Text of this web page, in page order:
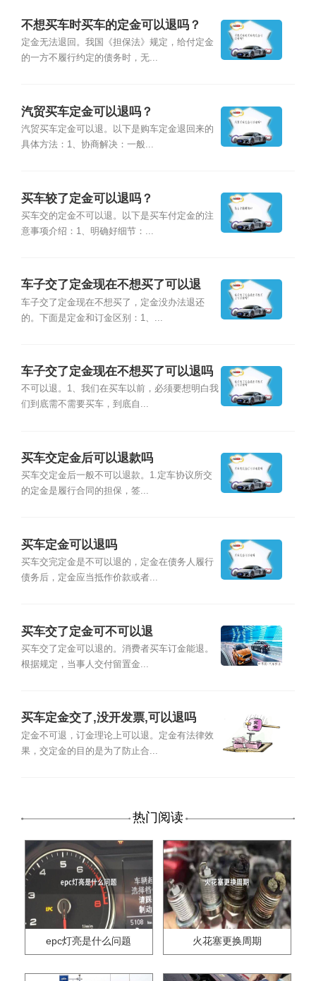
不想买车时买车的定金可以退吗？
定金无法退回。我国《担保法》规定，给付定金
的一方不履行约定的债务时，无...
汽贸买车定金可以退吗？
汽贸买车定金可以退。以下是购车定金退回来的
具体方法：1、协商解决：一般...
买车较了定金可以退吗？
买车交的定金不可以退。以下是买车付定金的注
意事项介绍：1、明确好细节：...
车子交了定金现在不想买了可以退
吗？
车子交了定金现在不想买了，定金没办法退还
的。下面是定金和订金区别：1、...
车子交了定金现在不想买了可以退吗
不可以退。1、我们在买车以前，必须要想明白我
们到底需不需要买车，到底自...
买车交定金后可以退款吗
买车交定金后一般不可以退款。1.定车协议所交
的定金是履行合同的担保，签...
买车定金可以退吗
买车交完定金是不可以退的，定金在债务人履行
债务后，定金应当抵作价款或者...
买车交了定金可不可以退
买车交了定金可以退的。消费者买车订金能退。
根据规定，当事人交付留置金...
买车定金交了,没开发票,可以退吗
定金不可退，订金理论上可以退。定金有法律效
果，交定金的目的是为了防止合...
热门阅读
epc灯亮是什么问题 火花塞更换周期